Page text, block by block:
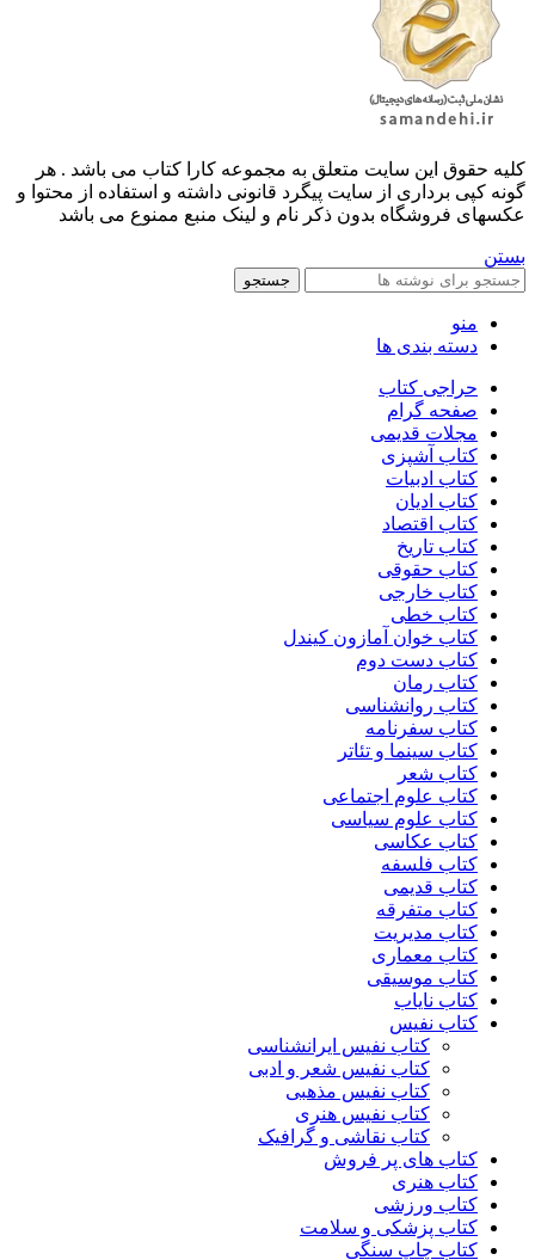
کليه حقوق اين سايت متعلق به مجموعه کارا کتاب می باشد . هر
گونه کپی برداری از سایت پیگرد قانونی داشته و استفاده از محتوا و
عکسهای فروشگاه بدون ذکر نام و لینک منبع ممنوع می باشد
بستن
جستجو
منو
دسته بندی ها
حراجی کتاب
صفحه گرام
مجلات قدیمی
کتاب آشپزی
کتاب ادبیات
کتاب ادیان
کتاب اقتصاد
کتاب تاریخ
کتاب حقوقی
کتاب خارجی
کتاب خطی
کتاب خوان آمازون کیندل
کتاب دست دوم
کتاب رمان
کتاب روانشناسی
کتاب سفرنامه
کتاب سینما و تئاتر
کتاب شعر
کتاب علوم اجتماعی
کتاب علوم سیاسی
کتاب عکاسی
کتاب فلسفه
کتاب قدیمی
کتاب متفرقه
کتاب مدیریت
کتاب معماری
کتاب موسیقی
کتاب نایاب
کتاب نفیس
کتاب نفیس ایرانشناسی
کتاب نفیس شعر و ادبی
کتاب نفیس مذهبی
کتاب نفیس هنری
کتاب نقاشی و گرافیک
کتاب های پر فروش
کتاب هنری
کتاب ورزشی
کتاب پزشکی و سلامت
کتاب چاپ سنگی